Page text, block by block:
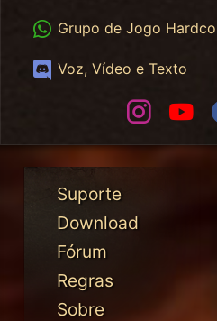
WhatsApp HC
Grupo de Jogo
Discord
Voz, Vídeo e Texto
Suporte
Download
Fórum
Regras
Sobre